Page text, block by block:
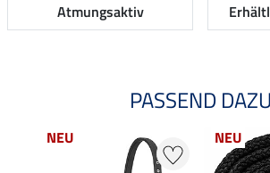
Atmungsaktiv
PASSEND DAZU
NEU NEU